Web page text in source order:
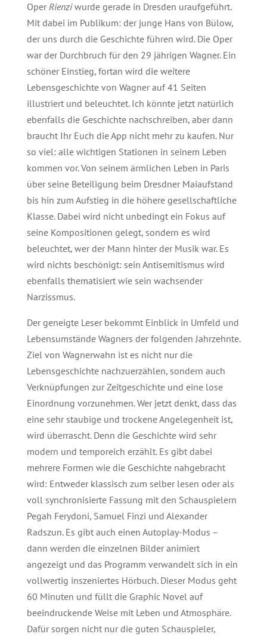
Oper Rienziwurde gerade in Dresden uraufgeführt.
Mit dabei im Publikum: der junge Hans von Bülow,
der uns durch die Geschichte führen wird. Die Oper
war der Durchbruch für den 29 jährigen Wagner. Ein
schöner Einstieg, fortan wird die weitere
Lebensgeschichte von Wagner auf 41 Seiten
illustriert und beleuchtet. Ich könnte jetzt natürlich
ebenfalls die Geschichte nachschreiben, aber dann
braucht Ihr Euch die App nicht mehr zu kaufen. Nur
so viel: alle wichtigen Stationen in seinem Leben
kommen vor. Von seinem ärmlichen Leben in Paris
über seine Beteiligung beim Dresdner Maiaufstand
bis hin zum Aufstieg in die höhere gesellschaftliche
Klasse. Dabei wird nicht unbedingt ein Fokus auf
seine Kompositionen gelegt, sondern es wird
beleuchtet, wer der Mann hinter der Musik war. Es
wird nichts beschönigt: sein Antisemitismus wird
ebenfalls thematisiert wie sein wachsender
Narzissmus.
Der geneigte Leser bekommt Einblick in Umfeld und
Lebensumstände Wagners der folgenden Jahrzehnte.
Ziel von Wagnerwahn ist es nicht nur die
Lebensgeschichte nachzuerzählen, sondern auch
Verknüpfungen zur Zeitgeschichte und eine lose
Einordnung vorzunehmen. Wer jetzt denkt, dass das
eine sehr staubige und trockene Angelegenheit ist,
wird überrascht. Denn die Geschichte wird sehr
modern und temporeich erzählt. Es gibt dabei
mehrere Formen wie die Geschichte nahgebracht
wird: Entweder klassisch zum selber lesen oder als
voll synchronisierte Fassung mit den Schauspielern
Pegah Ferydoni, Samuel Finzi und Alexander
Radszun. Es gibt auch einen Autoplay-Modus –
dann werden die einzelnen Bilder animiert
angezeigt und das Programm verwandelt sich in ein
vollwertig inszeniertes Hörbuch. Dieser Modus geht
60 Minuten und füllt die Graphic Novel auf
beeindruckende Weise mit Leben und Atmosphäre.
Dafür sorgen nicht nur die guten Schauspieler,